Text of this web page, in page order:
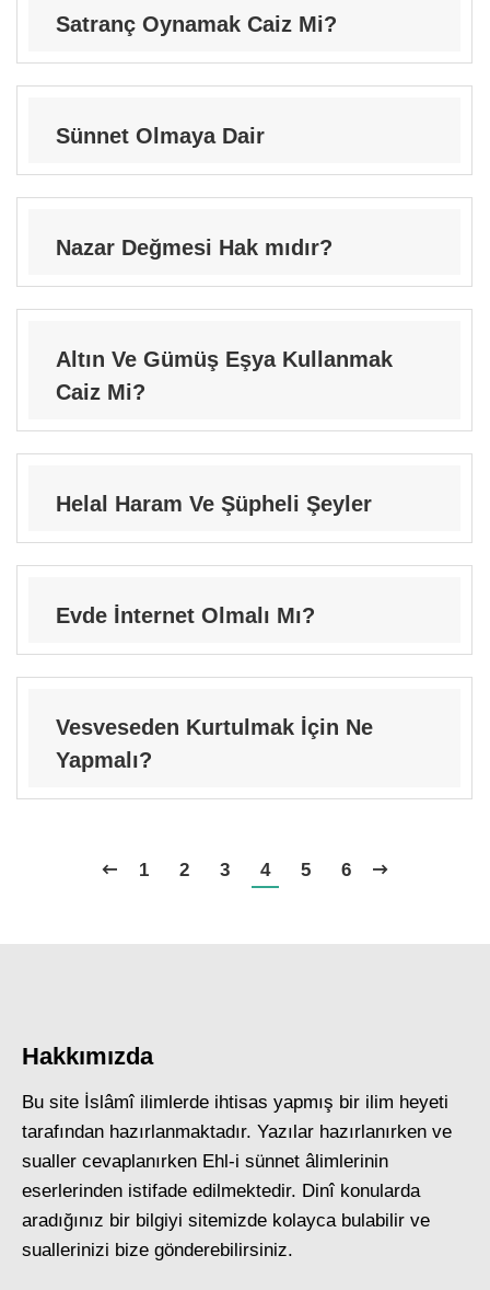
Satranç Oynamak Caiz Mi?
Sünnet Olmaya Dair
Nazar Değmesi Hak mıdır?
Altın Ve Gümüş Eşya Kullanmak
Caiz Mi?
Helal Haram Ve Şüpheli Şeyler
Evde İnternet Olmalı Mı?
Vesveseden Kurtulmak İçin Ne
Yapmalı?
1 2 3 4 5 6
Hakkımızda
Bu site İslâmî ilimlerde ihtisas yapmış bir ilim heyeti
tarafından hazırlanmaktadır. Yazılar hazırlanırken ve
sualler cevaplanırken Ehl-i sünnet âlimlerinin
eserlerinden istifade edilmektedir. Dinî konularda
aradığınız bir bilgiyi sitemizde kolayca bulabilir ve
suallerinizi bize gönderebilirsiniz.